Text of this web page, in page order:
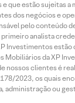
e que estão sujeitas
dos negócios e
pelo conteúdo
primeiro analista
Investimentos
Mobiliários da XP
nossos clientes é
178/2023, os quais
administração ou